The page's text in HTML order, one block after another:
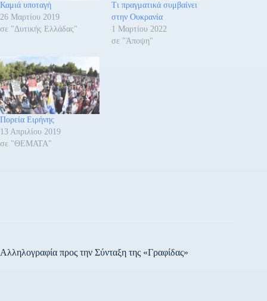
Καμιά υποταγή
26 Μαρτίου 2019
σε "Δυτικής Ελλάδας"
Τι πραγματικά συμβαίνει
στην Ουκρανία
1 Μαρτίου 2022
σε "Άποψη"
Πορεία Ειρήνης
13 Απριλίου 2019
σε "ΘΕΜΑΤΑ"
Αλληλογραφία προς την Σύνταξη της «Γραφίδας»